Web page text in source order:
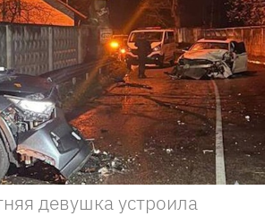
девушка устроила